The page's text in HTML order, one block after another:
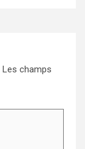
Les champs